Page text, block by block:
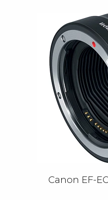
Canon EF-